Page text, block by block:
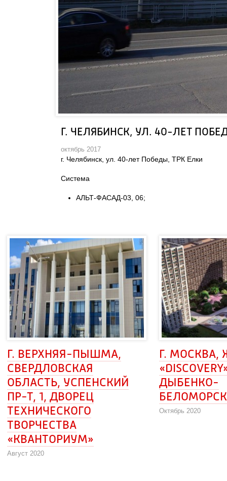
Г. ЧЕЛЯБИНСК, УЛ. 40-ЛЕТ
октябрь 2017
г. Челябинск, ул. 40-лет Победы, ТРК Елки
Система
АЛЬТ-ФАСАД-03, 06;
Г. ВЕРХНЯЯ-ПЫШМА,
СВЕРДЛОВСКАЯ
ОБЛАСТЬ, УСПЕНСКИЙ
ПР-Т, 1, ДВОРЕЦ
ТЕХНИЧЕСКОГО
ТВОРЧЕСТВА
«КВАНТОРИУМ»
Август 2020
Г. МОСКВА,
ДЫБЕНКО-
Октябрь 2020